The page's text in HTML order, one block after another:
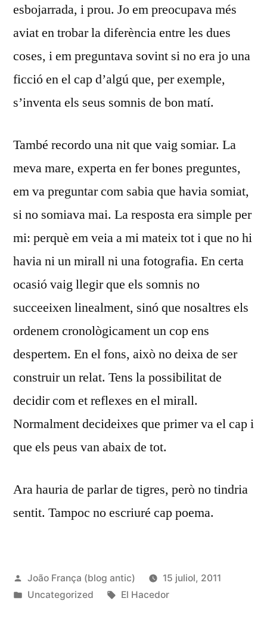
esbojarrada, i prou. Jo em preocupava més
aviat en trobar la diferència entre les dues
coses, i em preguntava sovint si no era jo una
ficció en el cap d’algú que, per exemple,
s’inventa els seus somnis de bon matí.
També recordo una nit que vaig somiar. La
meva mare, experta en fer bones preguntes,
em va preguntar com sabia que havia somiat,
si no somiava mai. La resposta era simple per
mi: perquè em veia a mi mateix tot i que no hi
havia ni un mirall ni una fotografia. En certa
ocasió vaig llegir que els somnis no
succeeixen linealment, sinó que nosaltres els
ordenem cronològicament un cop ens
despertem. En el fons, això no deixa de ser
construir un relat. Tens la possibilitat de
decidir com et reflexes en el mirall.
Normalment decideixes que primer va el cap i
que els peus van abaix de tot.
Ara hauria de parlar de tigres, però no tindria
sentit. Tampoc no escriuré cap poema.
Publicat
per
João França (blog antic)
15 juliol, 2011
Publicat
Uncategorized Etiquetes:
El Hacedor